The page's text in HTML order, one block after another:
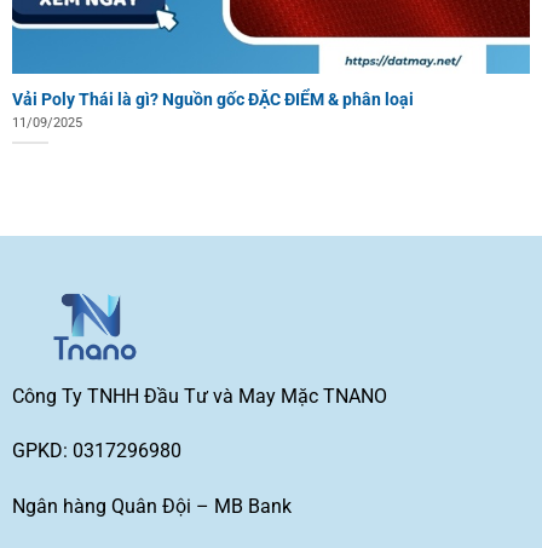
Vải Poly Thái là gì? Nguồn gốc ĐẶC ĐIỂM & phân loại
11/09/2025
Công Ty TNHH Đầu Tư và May Mặc TNANO
GPKD: 0317296980
Ngân hàng Quân Đội – MB Bank